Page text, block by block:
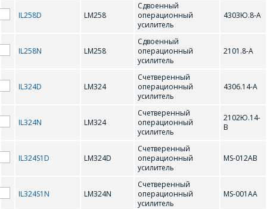
MC1776C
N
NJM4560 NJM4580
О
ОР-07 ОР-07А
IL258D LM258
Сдвоенный
операционный
усилитель
4303Ю.8-А
IL258N LM258
Сдвоенный
операционный
усилитель
2101.8-А
IL324D LM324
Счетверенный
операционный
усилитель
4306.14-А
IL324N LM324
Счетверенный
операционный
усилитель
2102Ю.14-
В
IL324S1D LM324D
Счетверенный
операционный
усилитель
MS-012AB
IL324S1N LM324N
Счетверенный
операционный
усилитель
MS-001AA